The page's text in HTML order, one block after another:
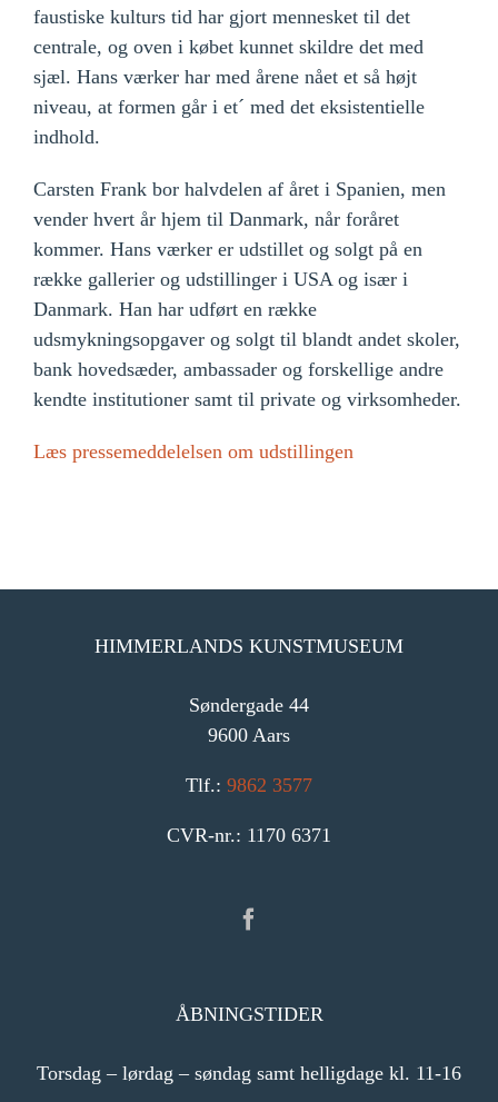
faustiske kulturs tid har gjort mennesket til det
centrale, og oven i købet kunnet skildre det med
sjæl. Hans værker har med årene nået et så højt
niveau, at formen går i et´ med det eksistentielle
indhold.
Carsten Frank bor halvdelen af året i Spanien, men
vender hvert år hjem til Danmark, når foråret
kommer. Hans værker er udstillet og solgt på en
række gallerier og udstillinger i USA og især i
Danmark. Han har udført en række
udsmykningsopgaver og solgt til blandt andet skoler,
bank hovedsæder, ambassader og forskellige andre
kendte institutioner samt til private og virksomheder.
Læs pressemeddelelsen om udstillingen
HIMMERLANDS KUNSTMUSEUM
Søndergade 44
9600 Aars
Tlf.: 9862 3577
CVR-nr.: 1170 6371
ÅBNINGSTIDER
Torsdag – lørdag – søndag samt helligdage kl. 11-16